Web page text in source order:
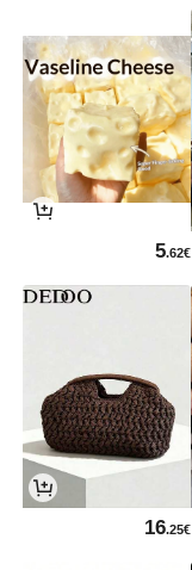
5.62€
16.25€